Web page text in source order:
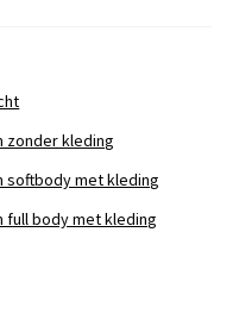
zonder kleding
softbody met kleding
full body met kleding